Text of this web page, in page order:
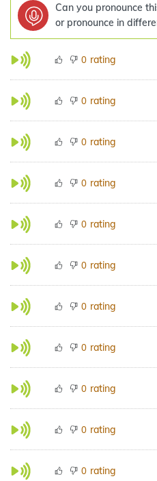
Can you pronounce
or pronounce in
0 rating
0 rating
0 rating
0 rating
0 rating
0 rating
0 rating
0 rating
0 rating
0 rating
0 rating